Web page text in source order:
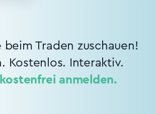
beim Traden zuschauen!
Kostenlos. Interaktiv.
anmelden.